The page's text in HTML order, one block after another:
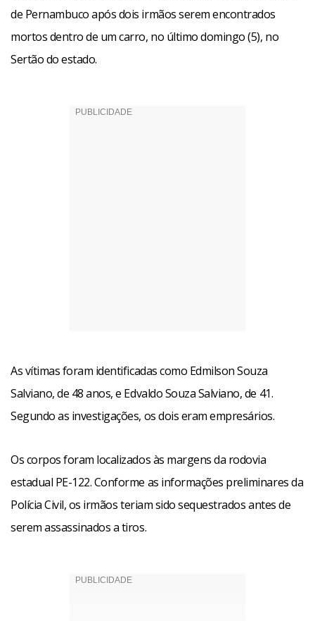
de Pernambuco após dois irmãos serem encontrados
mortos dentro de um carro, no último domingo (5), no
Sertão do estado.
As vítimas foram identificadas como Edmilson Souza
Salviano, de 48 anos, e Edvaldo Souza Salviano, de 41.
Segundo as investigações, os dois eram empresários.
Os corpos foram localizados às margens da rodovia
estadual PE-122. Conforme as informações preliminares da
Polícia Civil, os irmãos teriam sido sequestrados antes de
serem assassinados a tiros.